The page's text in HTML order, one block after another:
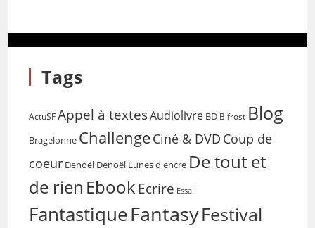
Tags
ActuSF Appel à textesAudiolivre BD Bifrost Blog
Bragelonne ChallengeCiné & DVD Coup de
coeur Denoël Denoël Lunes d'encre De tout et
de rien EbookEcrire Essai
FantastiqueFantasyFestival